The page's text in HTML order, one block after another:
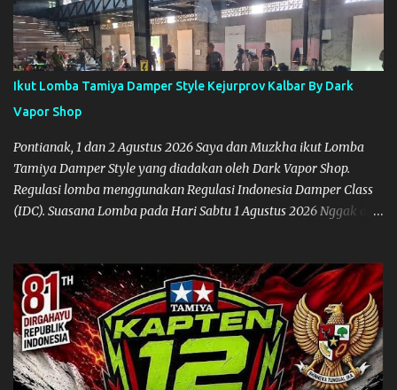
Ikut Lomba Tamiya Damper Style Kejurprov Kalbar By Dark
Vapor Shop
Pontianak, 1 dan 2 Agustus 2026 Saya dan Muzkha ikut Lomba
Tamiya Damper Style yang diadakan oleh Dark Vapor Shop.
Regulasi lomba menggunakan Regulasi Indonesia Damper Class
(IDC). Suasana Lomba pada Hari Sabtu 1 Agustus 2026 Nggak ada
belum banyak persiapan menyiapkan mobil dan alat-alat. Selain
itu juga ada janji mau main ke Agus Tamiya dulu sebenarnya, tapi
karena mepet waktu, jadi lebih banyak main disini. Oiya, untuk
lomba ini lokasinya adalah di Port 99 Kota Pontianak. Pamflet
Lomba Tamiya Oiya sebagai Informasi, Saya dan Muzkha baru
pertama kali main disini. ya hitungannya saya sebagai new